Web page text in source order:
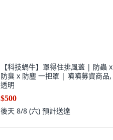
【科技蝸牛】罩得住排風蓋 | 防蟲 x
防臭 x 防塵 一把罩 | 嘖嘖募資商品,
透明
$500
後天 8/8 (六) 預計送達